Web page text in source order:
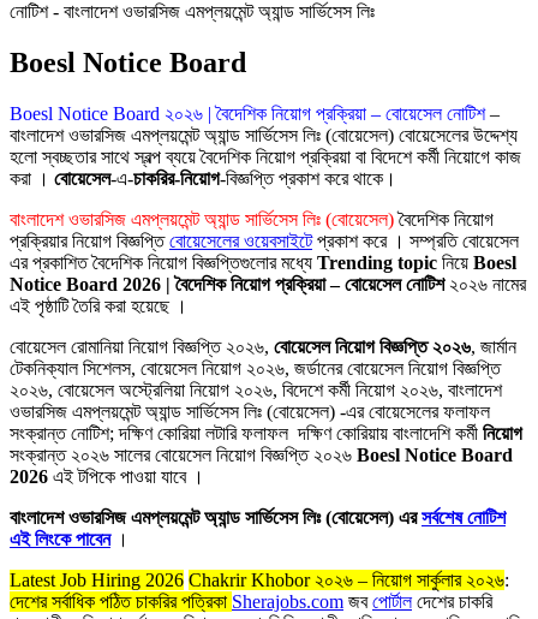
নোটিশ - বাংলাদেশ ওভারসিজ এমপ্লয়মেন্ট অ্যান্ড সার্ভিসেস লিঃ
Boesl Notice Board
Boesl Notice Board ২০২৬ | বৈদেশিক নিয়োগ প্রক্রিয়া – বোয়েসেল নোটিশ–
বাংলাদেশ ওভারসিজ এমপ্লয়মেন্ট অ্যান্ড সার্ভিসেস লিঃ (বোয়েসেল) বোয়েসেলের উদ্দেশ্য
হলো স্বচ্ছতার সাথে স্বল্প ব্যয়ে বৈদেশিক নিয়োগ প্রক্রিয়া বা বিদেশে কর্মী নিয়োগে কাজ
করা । বোয়েসেল-এ-চাকরির-নিয়োগ-বিজ্ঞপ্তি প্রকাশ করে থাকে।
বাংলাদেশ ওভারসিজ এমপ্লয়মেন্ট অ্যান্ড সার্ভিসেস লিঃ (বোয়েসেল)বৈদেশিক নিয়োগ
প্রক্রিয়ার নিয়োগ বিজ্ঞপ্তিবোয়েসেলের ওয়েবসাইটেপ্রকাশ করে । সম্প্রতি বোয়েসেল
এর প্রকাশিত বৈদেশিক নিয়োগ বিজ্ঞপ্তিগুলোর মধ্যে Trending topic নিয়ে Boesl
Notice Board 2026 | বৈদেশিক নিয়োগ প্রক্রিয়া – বোয়েসেল নোটিশ২০২৬ নামের
এই পৃষ্ঠাটি তৈরি করা হয়েছে ।
বোয়েসেল রোমানিয়া নিয়োগ বিজ্ঞপ্তি ২০২৬, বোয়েসেল নিয়োগ বিজ্ঞপ্তি ২০২৬, জার্মান
টেকনিক্যাল সিশেলস, বোয়েসেল নিয়োগ ২০২৬, জর্ডানের বোয়েসেল নিয়োগ বিজ্ঞপ্তি
২০২৬, বোয়েসেল অস্ট্রেলিয়া নিয়োগ ২০২৬, বিদেশে কর্মী নিয়োগ ২০২৬, বাংলাদেশ
ওভারসিজ এমপ্লয়মেন্ট অ্যান্ড সার্ভিসেস লিঃ (বোয়েসেল) -এর বোয়েসেলের ফলাফল
সংক্রান্ত নোটিশ; দক্ষিণ কোরিয়া লটারি ফলাফল দক্ষিণ কোরিয়ায় বাংলাদেশি কর্মী নিয়োগ
সংক্রান্ত ২০২৬ সালের বোয়েসেল নিয়োগ বিজ্ঞপ্তি ২০২৬ Boesl Notice Board
2026 এই টপিকে পাওয়া যাবে ।
বাংলাদেশ ওভারসিজ এমপ্লয়মেন্ট অ্যান্ড সার্ভিসেস লিঃ (বোয়েসেল) এরসর্বশেষ নোটিশ
এই লিংকে পাবেন ।
Latest Job Hiring 2026 Chakrir Khobor ২০২৬ – নিয়োগ সার্কুলার ২০২৬:
দেশের সর্বাধিক পঠিত চাকরির পত্রিকা Sherajobs.com জবপোর্টালদেশের চাকরি